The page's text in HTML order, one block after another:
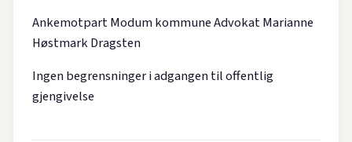
Ankemotpart Modum kommune Advokat Marianne
Høstmark Dragsten
Ingen begrensninger i adgangen til offentlig
gjengivelse